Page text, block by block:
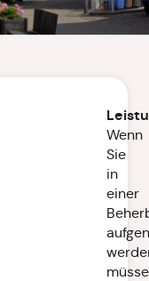
Wenn
Sie
in
einer